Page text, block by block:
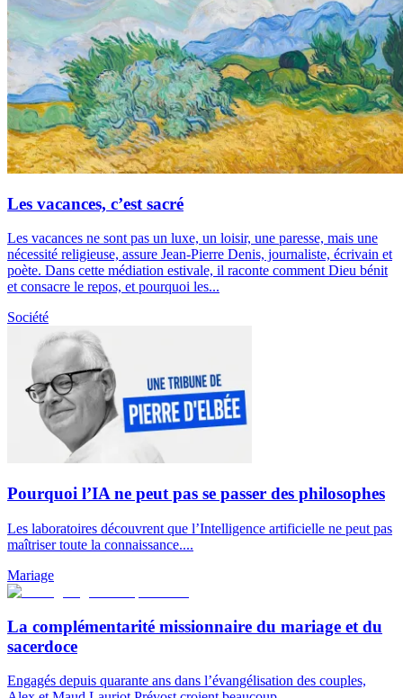
Les vacances, c’est sacré
Les vacances ne sont pas un luxe, un loisir, une paresse, mais une
nécessité religieuse, assure Jean-Pierre Denis, journaliste, écrivain et
poète. Dans cette médiation estivale, il raconte comment Dieu bénit
et consacre le repos, et pourquoi les...
Société
Pourquoi l’IA ne peut pas se passer des philosophes
Les laboratoires découvrent que l’Intelligence artificielle ne peut pas
maîtriser toute la connaissance....
Mariage
La complémentarité missionnaire du mariage et du
sacerdoce
Engagés depuis quarante ans dans l’évangélisation des couples,